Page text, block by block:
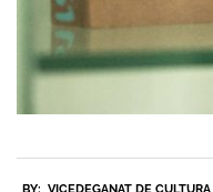
BY: VICEDEGANAT DE CULTURA